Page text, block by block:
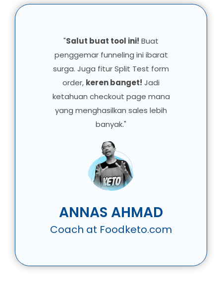
"Salut buat tool ini! Buat
penggemar funneling ini ibarat
surga. Juga fitur Split Test form
order, keren banget! Jadi
ketahuan checkout page mana
yang menghasilkan sales lebih
banyak."
ANNAS AHMAD
Coach at Foodketo.com